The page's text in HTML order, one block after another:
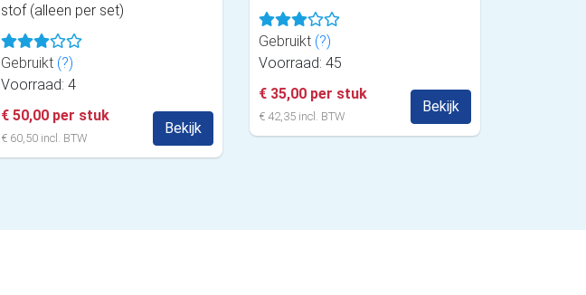
stof (alleen per set)
Gebruikt (?)
Voorraad: 4
€ 50,00 per stuk
€ 60,50 incl. BTW
Bekijk
Gebruikt (?)
Voorraad: 45
€ 35,00 per stuk
€ 42,35 incl. BTW
Bekijk